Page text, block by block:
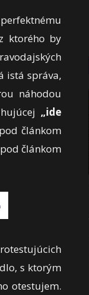
ktorého by
istá správa,
náhodou
„ide
článkom
článkom
s ktorým
otestujem.